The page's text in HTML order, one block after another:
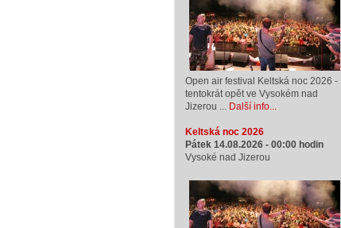
Open air festival Keltská noc 2026 -
tentokrát opět ve Vysokém nad
Jizerou ... Další info...
Keltská noc 2026
Pátek 14.08.2026 - 00:00 hodin
Vysoké nad Jizerou